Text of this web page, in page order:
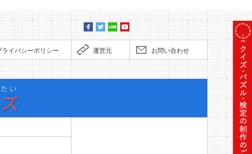
ライバシーポリシー 運営元 お問い合わせ
ぼくだ